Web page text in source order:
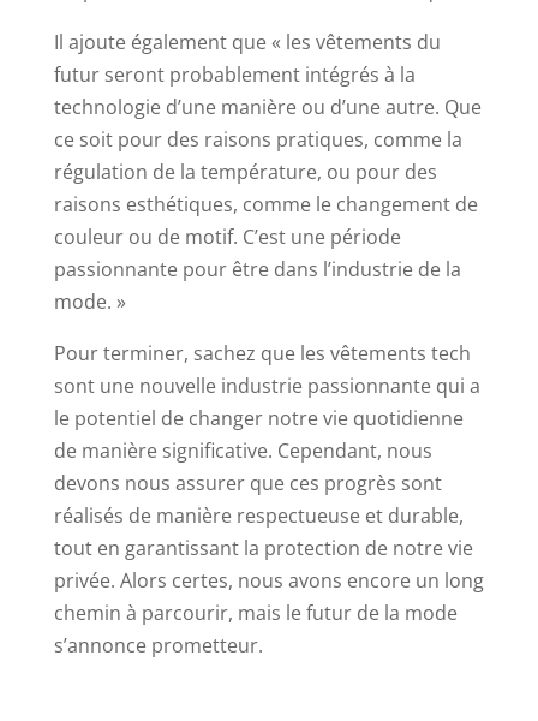
Il ajoute également que « les vêtements du
futur seront probablement intégrés à la
technologie d’une manière ou d’une autre. Que
ce soit pour des raisons pratiques, comme la
régulation de la température, ou pour des
raisons esthétiques, comme le changement de
couleur ou de motif. C’est une période
passionnante pour être dans l’industrie de la
mode. »
Pour terminer, sachez que les vêtements tech
sont une nouvelle industrie passionnante qui a
le potentiel de changer notre vie quotidienne
de manière significative. Cependant, nous
devons nous assurer que ces progrès sont
réalisés de manière respectueuse et durable,
tout en garantissant la protection de notre vie
privée. Alors certes, nous avons encore un long
chemin à parcourir, mais le futur de la mode
s’annonce prometteur.